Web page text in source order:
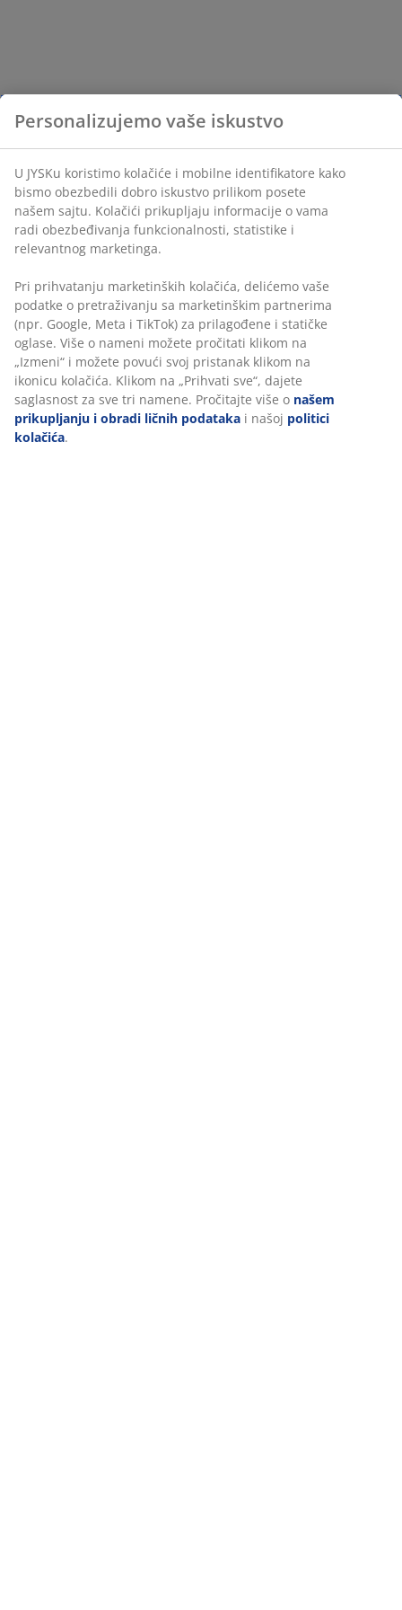
Personalizujemo vaše iskustvo
U JYSKu koristimo kolačiće i mobilne identifikatore kako
bismo obezbedili dobro iskustvo prilikom posete
našem sajtu. Kolačići prikupljaju informacije o vama
radi obezbeđivanja funkcionalnosti, statistike i
relevantnog marketinga.
Pri prihvatanju marketinških kolačića, delićemo vaše
podatke o pretraživanju sa marketinškim partnerima
(npr. Google, Meta i TikTok) za prilagođene i statičke
oglase. Više o nameni možete pročitati klikom na
„Izmeni“ i možete povući svoj pristanak klikom na
ikonicu kolačića. Klikom na „Prihvati sve“, dajete
saglasnost za sve tri namene. Pročitajte više o našem
prikupljanju i obradi ličnih podataka i našoj politici
kolačića.